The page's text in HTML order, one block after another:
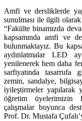
Amfi ve dersliklerde
sunulması ile ilgili
“Fakülte binamızda
kapsamında amfi ve
bulunmaktayız. Bu
aydınlatmalar LED
yenilenerek hem daha
sarfiyatında tasarrufa
zemin, sandalye,
iyileştirmeler yapılarak
öğretim üyelerimizin
çalışmalar boyunca
Prof. Dr. Mustafa